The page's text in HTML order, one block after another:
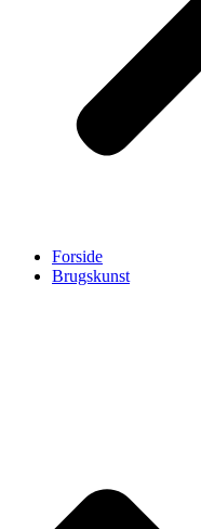
Forside
Brugskunst